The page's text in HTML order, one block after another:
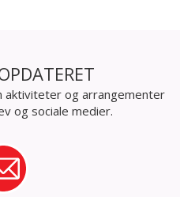
aktiviteter og arrangementer
og sociale medier.